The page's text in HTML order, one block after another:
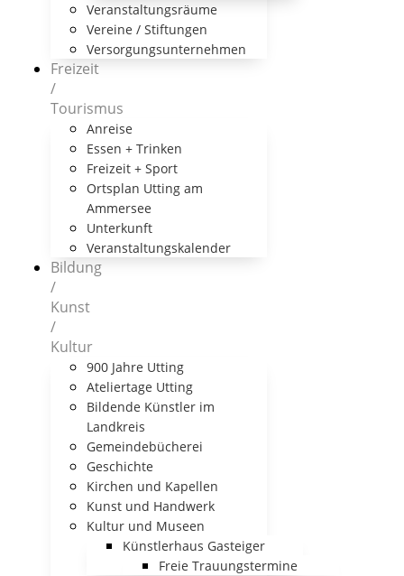
Veranstaltungsräume
Vereine / Stiftungen
Versorgungsunternehmen
Freizeit
/
Tourismus
Anreise
Essen + Trinken
Freizeit + Sport
Ortsplan Utting am
Ammersee
Unterkunft
Veranstaltungskalender
Bildung
/
Kunst
/
Kultur
900 Jahre Utting
Ateliertage Utting
Bildende Künstler im
Landkreis
Gemeindebücherei
Geschichte
Kirchen und Kapellen
Kunst und Handwerk
Kultur und Museen
Künstlerhaus Gasteiger
Freie Trauungstermine